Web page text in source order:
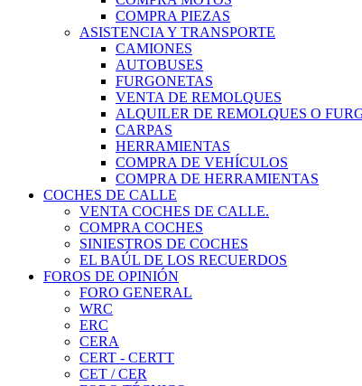
COMPRA PIEZAS
ASISTENCIA Y TRANSPORTE
CAMIONES
AUTOBUSES
FURGONETAS
VENTA DE REMOLQUES
ALQUILER DE REMOLQUES O
CARPAS
HERRAMIENTAS
COMPRA DE VEHÍCULOS
COMPRA DE HERRAMIENTAS
COCHES DE CALLE
VENTA COCHES DE CALLE.
COMPRA COCHES
SINIESTROS DE COCHES
EL BAÚL DE LOS RECUERDOS
FOROS DE OPINIÓN
FORO GENERAL
WRC
ERC
CERA
CERT - CERTT
CET / CER